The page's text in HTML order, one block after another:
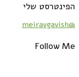
הפינטרסט שלי
@meiravgavish
Follow Me